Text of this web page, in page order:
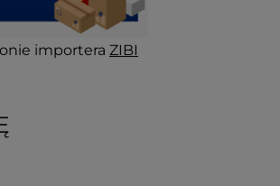
importera ZIBI